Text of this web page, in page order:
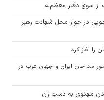
سوی دفتر معظم‌له
در جوار محل شهادت رهبر
آغاز کرد
مداحان ایران و جهان عرب در
مهدوی به دستِ زن